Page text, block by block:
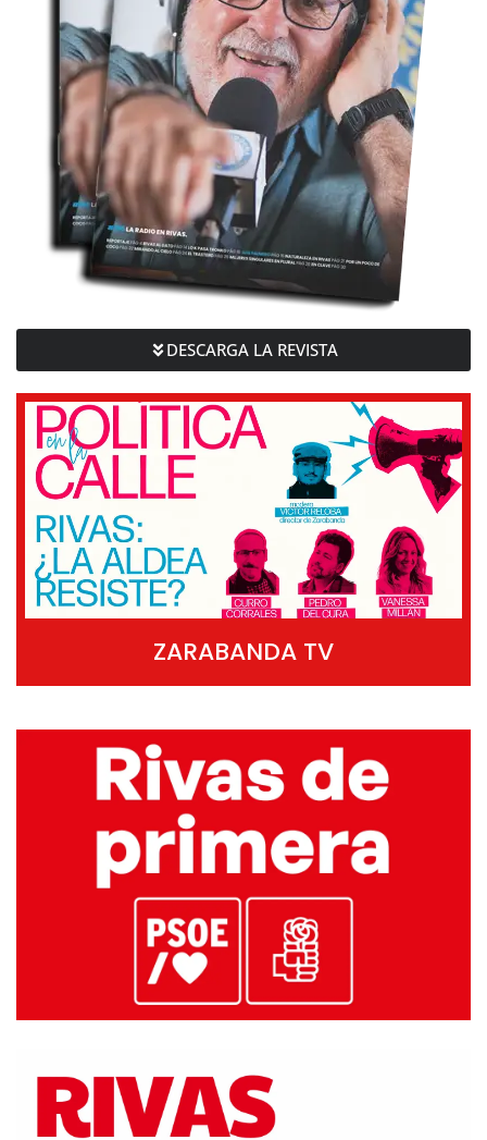
DESCARGA LA REVISTA
ZARABANDA TV